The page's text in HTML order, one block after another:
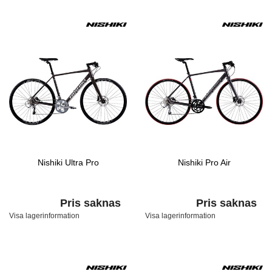
Nishiki Ultra Pro
Pris saknas
Visa lagerinformation
Nishiki Pro Air
Pris saknas
Visa lagerinformation